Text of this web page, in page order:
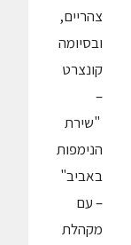
צהריים,
ובסיומה
קונצרט
–
"שירת
הנימפות
באביב"
– עם
מקהלת